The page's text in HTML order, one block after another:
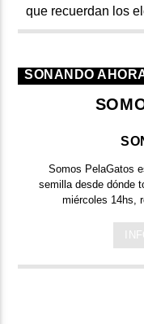
que recuerdan los
SONANDO
Somos PelaGatos
semilla desde dónde
miércoles 14hs,